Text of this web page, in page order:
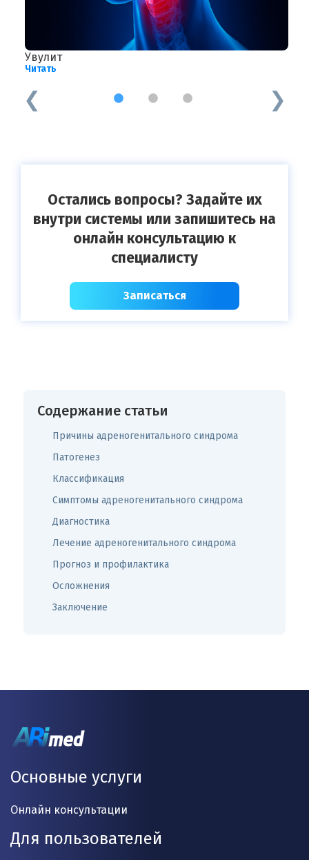
Увулит
Читать
1 2 3
Остались вопросы? Задайте их
внутри системы или запишитесь на
онлайн консультацию к
специалисту
Записаться
Содержание статьи
Причины адреногенитального синдрома
Патогенез
Классификация
Симптомы адреногенитального синдрома
Диагностика
Лечение адреногенитального синдрома
Прогноз и профилактика
Осложнения
Заключение
Основные услуги
Онлайн консультации
Для пользователей